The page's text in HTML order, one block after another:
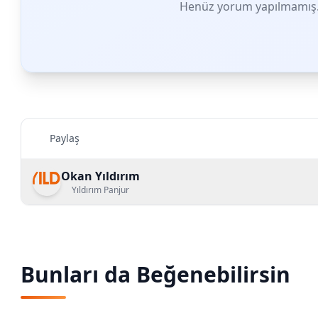
Henüz yorum
Paylaş
Okan Yıldırım
Yıldırım Panjur
Bunları da Beğenebilirsin